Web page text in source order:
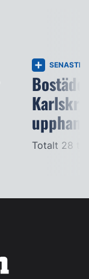
SENASTE
Totalt 28